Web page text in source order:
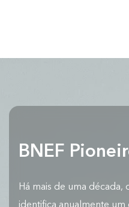
BNEF
Há mais de uma
identifica anualmente